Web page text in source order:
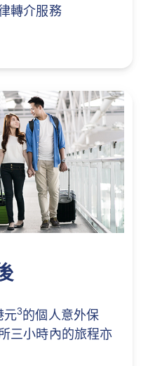
轉介服務
元3 的個人意外保
三小時內的旅程亦